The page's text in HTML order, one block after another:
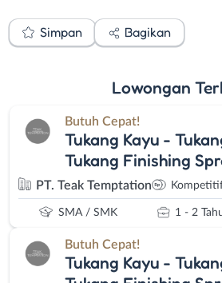
Simpan Bagikan
Lowongan
Butuh Cepat!
Tukang Kayu -
Tukang Finishing
PT. Teak Temptation
SMA / SMK 1 - 2
Butuh Cepat!
Tukang Kayu -